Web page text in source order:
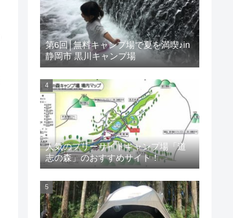
第6回│無料キャンプ場で夏を満喫♪in
静岡市 黒川キャンプ場
人気のフリーサイトキャンプ場「道
志の森」のおすすめサイト！